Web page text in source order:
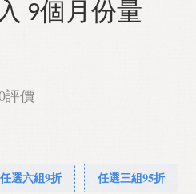
9個月份量
評價
任選六組9折 任選三組95折